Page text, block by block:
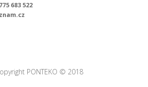
683 522
PONTEKO © 2018